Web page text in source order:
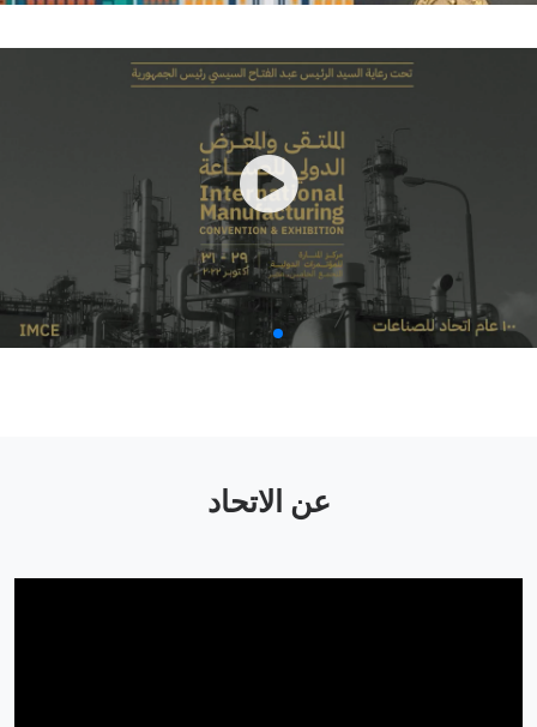
عن الاتحاد